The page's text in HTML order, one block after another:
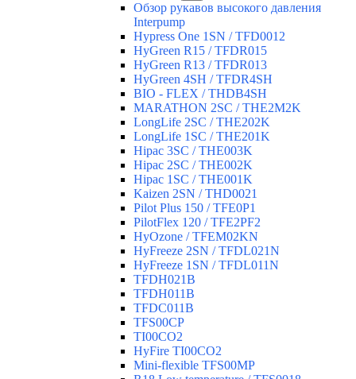
Обзор рукавов высокого давления
Interpump
Hypress One 1SN / TFD0012
HyGreen R15 / TFDR015
HyGreen R13 / TFDR013
HyGreen 4SH / TFDR4SH
BIO - FLEX / THDB4SH
MARATHON 2SC / THE2M2K
LongLife 2SC / THE202K
LongLife 1SC / THE201K
Hipac 3SC / THE003K
Hipac 2SC / THE002K
Hipac 1SC / THE001K
Kaizen 2SN / THD0021
Pilot Plus 150 / TFE0P1
PilotFlex 120 / TFE2PF2
HyOzone / TFEM02KN
HyFreeze 2SN / TFDL021N
HyFreeze 1SN / TFDL011N
TFDH021B
TFDH011B
TFDC011B
TFS00CP
TI00CO2
HyFire TI00CO2
Mini-flexible TFS00MP